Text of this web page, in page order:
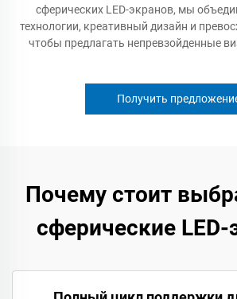
сферических LED-экранов, мы
технологии, креативный дизайн и
чтобы предлагать непревзойденные
Получить
Почему стоит
сферические